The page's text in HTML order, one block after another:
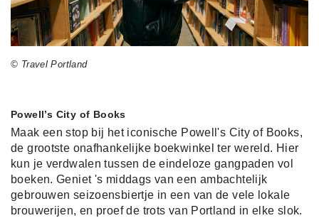
© Travel Portland
Powell’s City of Books
Maak een stop bij het iconische Powell's City of Books,
de grootste onafhankelijke boekwinkel ter wereld. Hier
kun je verdwalen tussen de eindeloze gangpaden vol
boeken. Geniet 's middags van een ambachtelijk
gebrouwen seizoensbiertje in een van de vele lokale
brouwerijen, en proef de trots van Portland in elke slok.